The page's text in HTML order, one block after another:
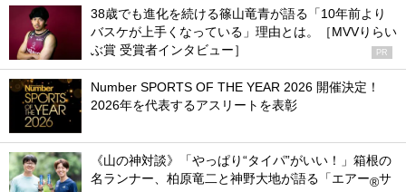
38歳でも進化を続ける篠山竜青が語る「10年前より
バスケが上手くなっている」理由とは。［MVVりらい
ぶ賞 受賞者インタビュー］
PR
Number SPORTS OF THE YEAR 2026 開催決定！
2026年を代表するアスリートを表彰
《山の神対談》「やっぱり“タイパ”がいい！」箱根の
名ランナー、柏原竜二と神野大地が語る「エアー®サ